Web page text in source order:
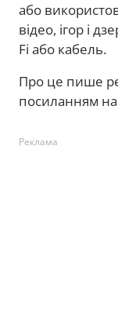
або
відео, ігор і
Fi або кабель.
Про це пише
посиланням на
Реклама